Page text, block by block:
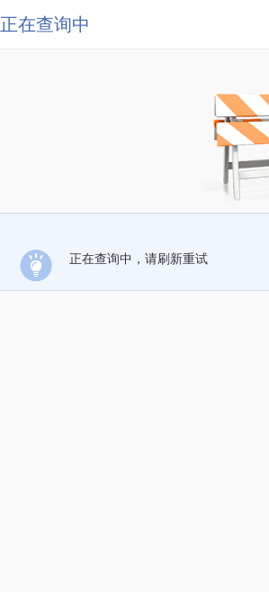
正在查询中
正在查询中，请刷新重试